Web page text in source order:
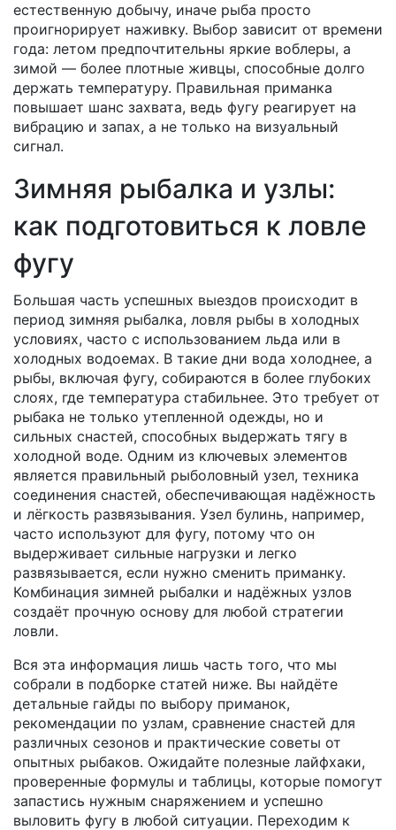
естественную добычу, иначе рыба просто
проигнорирует наживку. Выбор зависит от времени
года: летом предпочтительны яркие воблеры, а
зимой — более плотные живцы, способные долго
держать температуру. Правильная приманка
повышает шанс захвата, ведь фугу реагирует на
вибрацию и запах, а не только на визуальный
сигнал.
Зимняя рыбалка и узлы:
как подготовиться к ловле
фугу
Большая часть успешных выездов происходит в
период зимняя рыбалка, ловля рыбы в холодных
условиях, часто с использованием льда или в
холодных водоемах. В такие дни вода холоднее, а
рыбы, включая фугу, собираются в более глубоких
слоях, где температура стабильнее. Это требует от
рыбака не только утепленной одежды, но и
сильных снастей, способных выдержать тягу в
холодной воде. Одним из ключевых элементов
является правильный рыболовный узел, техника
соединения снастей, обеспечивающая надёжность
и лёгкость развязывания. Узел булинь, например,
часто используют для фугу, потому что он
выдерживает сильные нагрузки и легко
развязывается, если нужно сменить приманку.
Комбинация зимней рыбалки и надёжных узлов
создаёт прочную основу для любой стратегии
ловли.
Вся эта информация лишь часть того, что мы
собрали в подборке статей ниже. Вы найдёте
детальные гайды по выбору приманок,
рекомендации по узлам, сравнение снастей для
различных сезонов и практические советы от
опытных рыбаков. Ожидайте полезные лайфхаки,
проверенные формулы и таблицы, которые помогут
запастись нужным снаряжением и успешно
выловить фугу в любой ситуации. Переходим к